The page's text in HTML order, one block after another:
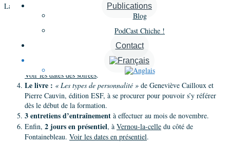
Publications
Blog
PodCast Chiche !
Contact
La formation se déroule de la façon suivante :
5 séances de 2h30 en visioconférence via zoom, de 17h à 19h30.
Voir les dates des séances
Des exercices et des échanges via Slackdurant toute la formation (à
peu près 30 heures de travail personnel).
, 1 par semaine pendant 6 semaines de 18h à 20h.
Voir les dates des soirées.
Le livre : « Les types de personnalité » de Geneviève Cailloux et
Pierre Cauvin, édition ESF, à se procurer pour pouvoir s’y référer
dès le début de la formation.
3 entretiens d’entraînement à effectuer au mois de novembre.
Enfin, 2 jours en présentiel, à Vernou-la-celle du côté de
Fontainebleau. Voir les dates en présentiel.